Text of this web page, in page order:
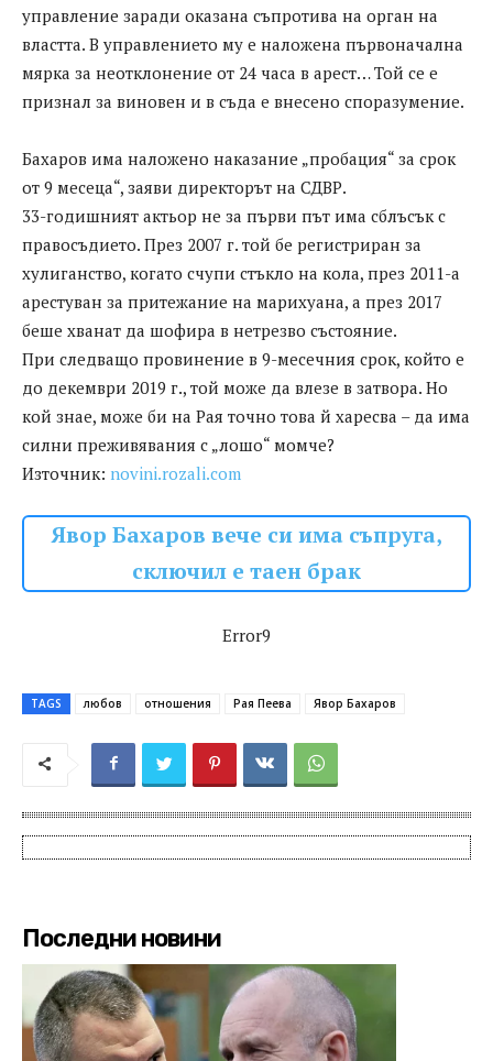
управление заради оказана съпротива на орган на
властта. В управлението му е наложена първоначална
мярка за неотклонение от 24 часа в арест… Той се е
признал за виновен и в съда е внесено споразумение.
Бахаров има наложено наказание „пробация“ за срок
от 9 месеца“, заяви директорът на СДВР.
33-годишният актьор не за първи път има сблъсък с
правосъдието. През 2007 г. той бе регистриран за
хулиганство, когато счупи стъкло на кола, през 2011-а
арестуван за притежание на марихуана, а през 2017
беше хванат да шофира в нетрезво състояние.
При следващо провинение в 9-месечния срок, който е
до декември 2019 г., той може да влезе в затвора. Но
кой знае, може би на Рая точно това й харесва – да има
силни преживявания с „лошо“ момче?
Източник: novini.rozali.com
Явор Бахаров вече си има съпруга,
сключил е таен брак
Error9
TAGS любов отношения Рая Пеева Явор Бахаров
Последни новини